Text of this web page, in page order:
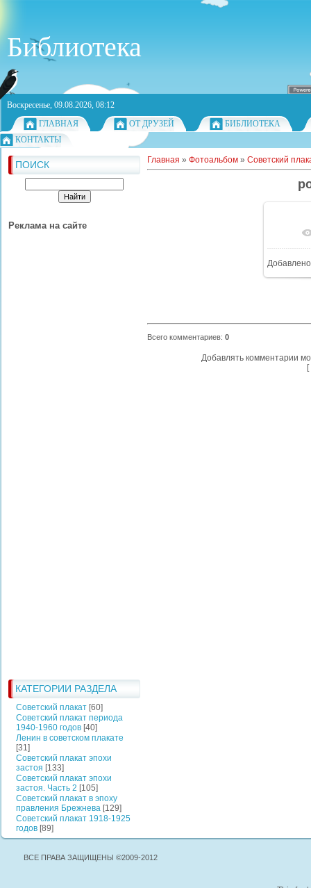
Библиотека
Воскресенье, 09.08.2026, 08:12
ГЛАВНАЯ
ОТ ДРУЗЕЙ
БИБЛИОТЕКА
КОНТАКТЫ
ПОИСК
Реклама на сайте
КАТЕГОРИИ РАЗДЕЛА
Советский плакат [60]
Советский плакат периода
1940-1960 годов [40]
Ленин в советском плакате
[31]
Советский плакат эпохи
застоя [133]
Советский плакат эпохи
застоя. Часть 2 [105]
Советский плакат в эпоху
правления Брежнева [129]
Советский плакат 1918-1925
годов [89]
Главная » Фотоальбом » Советский
Добавлено
Всего комментариев: 0
Добавлять комментарии
[
ВСЕ ПРАВА ЗАЩИЩЕНЫ ©2009-2012